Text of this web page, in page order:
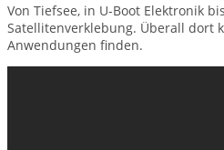
Von Tiefsee, in U-Boot Elektronik
Satellitenverklebung. Überall dort
Anwendungen finden.